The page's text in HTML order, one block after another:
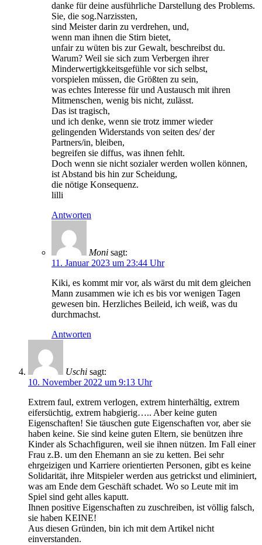
danke für deine ausführliche Darstellung des Problems.
Sie, die sog.Narzissten,
sind Meister darin zu verdrehen, und,
wenn man ihnen die Stirn bietet,
unfair zu wüten bis zur Gewalt, beschreibst du.
Warum? Weil sie sich zum Verbergen ihrer
Minderwertigkkeitsgefühle vor sich selbst,
vorspielen müssen, die Größten zu sein,
was echtes Interesse für und Austausch mit ihren
Mitmenschen, wenig bis nicht, zulässt.
Das ist tragisch,
und ich denke, wenn sie trotz immer wieder
gelingenden Widerstands von seiten des/ der
Partners/in, bleiben,
begreifen sie diffus, was ihnen fehlt.
Doch wenn sie nicht sozialer werden wollen können,
ist Abstand bis hin zur Scheidung,
die nötige Konsequenz.
lilli
Antworten
Moni sagt:
11. Januar 2023 um 23:44 Uhr
Kiki, es kommt mir vor, als wärst du mit dem gleichen
Mann zusammen wie ich es bis vor wenigen Tagen
gewesen bin. Herzliches Beileid, ich weiß, was du
durchmachst.
Antworten
Uschi sagt:
10. November 2022 um 9:13 Uhr
Extrem faul, extrem verlogen, extrem hinterhältig, extrem
eifersüchtig, extrem habgierig….. Aber keine guten
Eigenschaften! Sie täuschen gute Eigenschaften vor, aber sie
haben keine. Sie sind keine guten Eltern, sie benützen ihre
Kinder als Schachfiguren, weil sie ihnen nützen. Im Fall einer
Frau z.B. um den Ehemann an sie zu ketten. Bei sehr
ehrgeizigen und Karriere orientierten Personen, gibt es keine
Solidarität, ihre Mitspieler werden aus getrickst und eliminiert,
was am Ende dem Geschäft schadet. Wo so Leute mit im
Spiel sind geht alles kaputt.
Ihnen positive Eigenschaften zu zuschreiben, ist völlig falsch,
sie haben KEINE!
Aus diesen Gründen, bin ich mit dem Artikel nicht
einverstanden.